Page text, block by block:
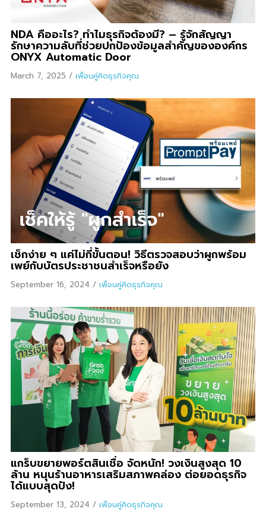
NDA คืออะไร? ทำไมธุรกิจต้องมี? – รู้จักสัญญา
รักษาความลับที่ช่วยปกป้องข้อมูลสำคัญขององค์กร
ONYX Automatic Door
March 7, 2025 / เพื่อนคู่คิดธุรกิจคุณ
เช็กง่าย ๆ แค่ไม่กี่ขั้นตอน! วิธีตรวจสอบว่าผูกพร้อม
เพย์กับบัตรประชาชนสำเร็จหรือยัง
September 16, 2024 / เพื่อนคู่คิดธุรกิจคุณ
แกร็บขยายพอร์ตสินเชื่อ จัดหนัก! วงเงินสูงสุด 10
ล้าน หนุนร้านอาหารเสริมสภาพคล่อง ต่อยอดธุรกิจ
ได้แบบสุดปัง!
September 13, 2024 / เพื่อนคู่คิดธุรกิจคุณ